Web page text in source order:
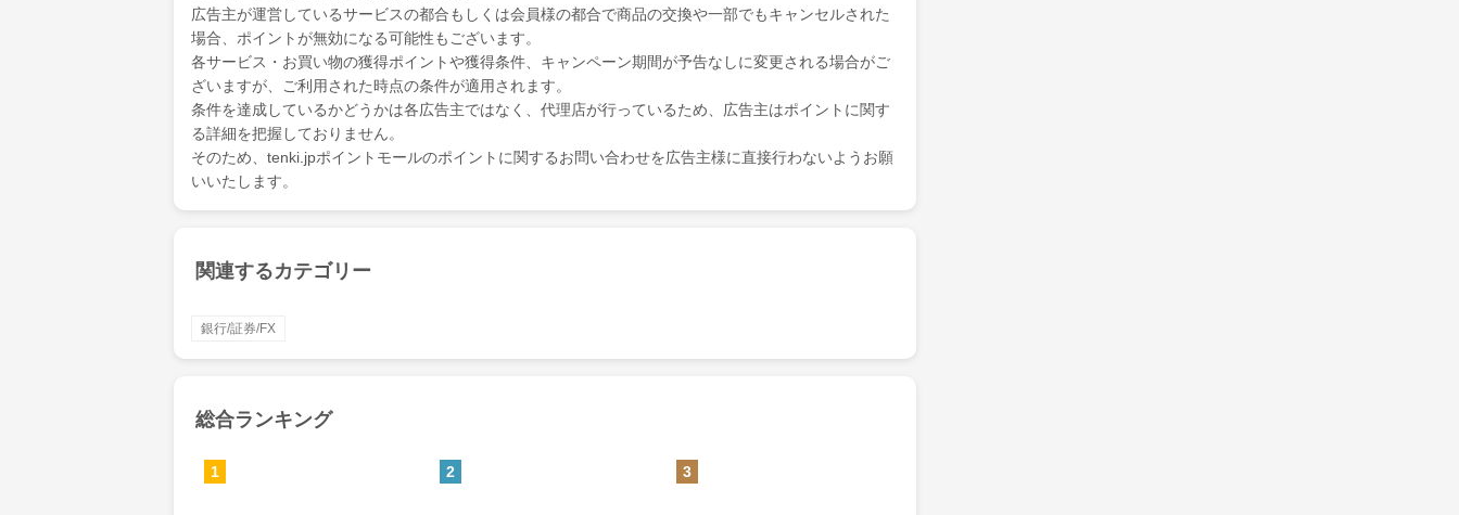
広告主が運営しているサービスの都合もしくは会員様の都合で商品の交換や一部でもキャンセルされた
場合、ポイントが無効になる可能性もございます。
各サービス・お買い物の獲得ポイントや獲得条件、キャンペーン期間が予告なしに変更される場合がご
ざいますが、ご利用された時点の条件が適用されます。
条件を達成しているかどうかは各広告主ではなく、代理店が行っているため、広告主はポイントに関す
る詳細を把握しておりません。
そのため、tenki.jpポイントモールのポイントに関するお問い合わせを広告主様に直接行わないようお願
いいたします。
関連するカテゴリー
銀行/証券/FX
総合ランキング
1 2 3